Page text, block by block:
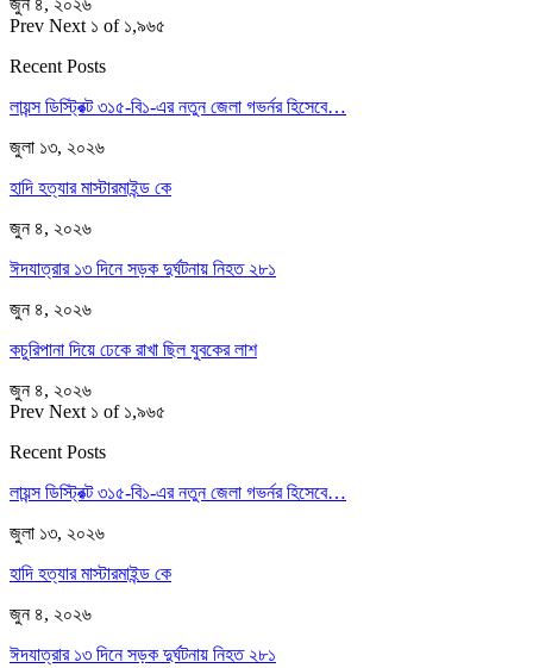
জুন ৪, ২০২৬
Prev Next ১ of ১,৯৬৫
Recent Posts
লায়ন্স ডিস্ট্রিক্ট ৩১৫-বি১-এর নতুন জেলা গভর্নর হিসেবে…
জুলা ১৩, ২০২৬
হাদি হত্যার মাস্টারমাইন্ড কে
জুন ৪, ২০২৬
ঈদযাত্রার ১৩ দিনে সড়ক দুর্ঘটনায় নিহত ২৮১
জুন ৪, ২০২৬
কচুরিপানা দিয়ে ঢেকে রাখা ছিল যুবকের লাশ
জুন ৪, ২০২৬
Prev Next ১ of ১,৯৬৫
Recent Posts
লায়ন্স ডিস্ট্রিক্ট ৩১৫-বি১-এর নতুন জেলা গভর্নর হিসেবে…
জুলা ১৩, ২০২৬
হাদি হত্যার মাস্টারমাইন্ড কে
জুন ৪, ২০২৬
ঈদযাত্রার ১৩ দিনে সড়ক দুর্ঘটনায় নিহত ২৮১